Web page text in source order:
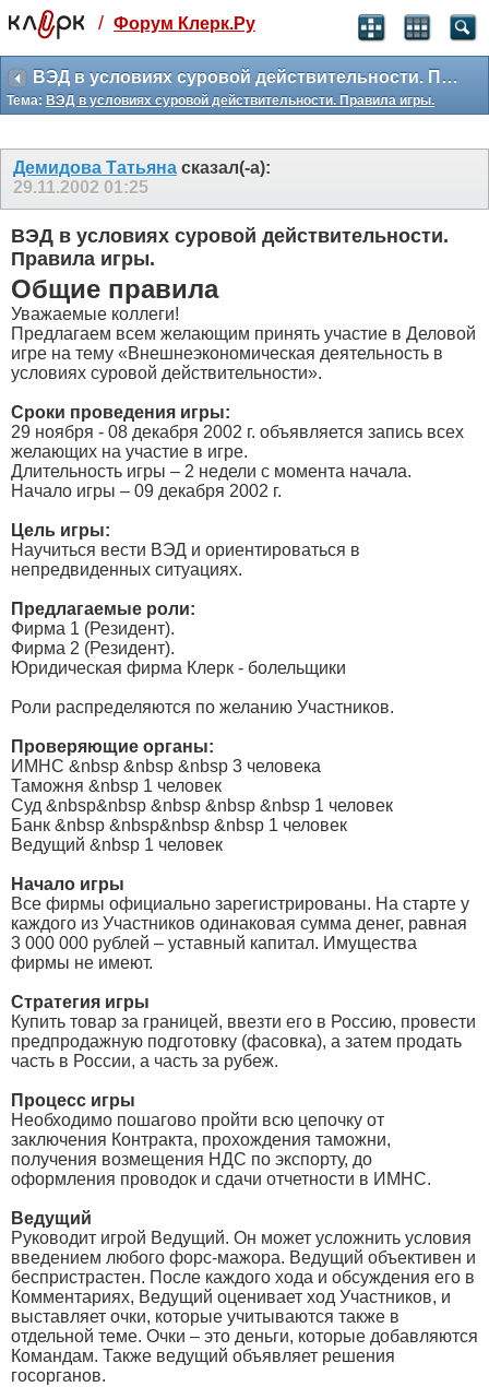
Святые угодники, Клерк без рекламы
прекрасен:)
месяц
3 месяца
259 ₽
-10%
499 ₽
-15%
Отмена Оплатить
/ Форум Клерк.Ру
ВЭД в условиях суровой действительности. Правила игры.
Тема: ВЭД в условиях суровой действительности. Правила игры.
Демидова Татьяна сказал(-а):
29.11.2002 01:25
ВЭД в условиях суровой действительности.
Правила игры.
Общие правила
Уважаемые коллеги!
Предлагаем всем желающим принять участие в Деловой
игре на тему «Внешнеэкономическая деятельность в
условиях суровой действительности».
Сроки проведения игры:
29 ноября - 08 декабря 2002 г. объявляется запись всех
желающих на участие в игре.
Длительность игры – 2 недели с момента начала.
Начало игры – 09 декабря 2002 г.
Цель игры:
Научиться вести ВЭД и ориентироваться в
непредвиденных ситуациях.
Предлагаемые роли:
Фирма 1 (Резидент).
Фирма 2 (Резидент).
Юридическая фирма Клерк - болельщики
Роли распределяются по желанию Участников.
Проверяющие органы:
ИМНС &nbsp &nbsp &nbsp 3 человека
Таможня &nbsp 1 человек
Суд &nbsp&nbsp &nbsp &nbsp &nbsp 1 человек
Банк &nbsp &nbsp&nbsp &nbsp 1 человек
Ведущий &nbsp 1 человек
Начало игры
Все фирмы официально зарегистрированы. На старте у
каждого из Участников одинаковая сумма денег, равная
3 000 000 рублей – уставный капитал. Имущества
фирмы не имеют.
Стратегия игры
Купить товар за границей, ввезти его в Россию, провести
предпродажную подготовку (фасовка), а затем продать
часть в России, а часть за рубеж.
Процесс игры
Необходимо пошагово пройти всю цепочку от
заключения Контракта, прохождения таможни,
получения возмещения НДС по экспорту, до
оформления проводок и сдачи отчетности в ИМНС.
Ведущий
Руководит игрой Ведущий. Он может усложнить условия
введением любого форс-мажора. Ведущий объективен и
беспристрастен. После каждого хода и обсуждения его в
Комментариях, Ведущий оценивает ход Участников, и
выставляет очки, которые учитываются также в
отдельной теме. Очки – это деньги, которые добавляются
Командам. Также ведущий объявляет решения
госорганов.